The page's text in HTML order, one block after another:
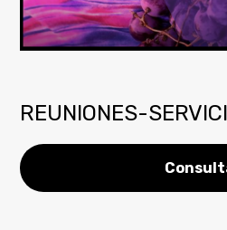
REUNIONES-